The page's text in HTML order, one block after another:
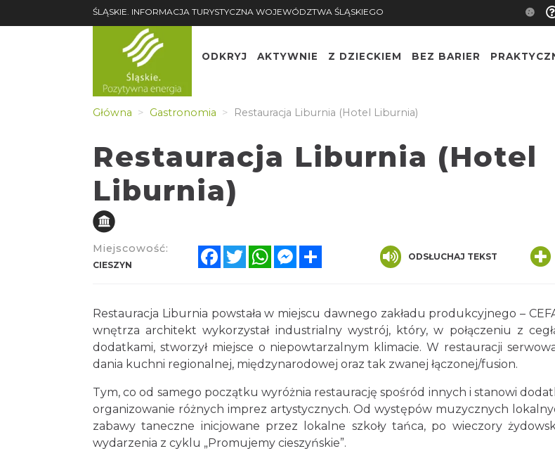
ŚLĄSKIE. INFORMACJA TURYSTYCZNA WOJEWÓDZTWA ŚLĄSKIEGO
ODKRYJ AKTYWNIE Z DZIECKIEM BEZ BARIER
Główna Gastronomia Restauracja Liburnia (Hotel Liburnia)
Restauracja Liburnia (Hotel
Liburnia)
Miejscowość:
CIESZYN
FacebookTwitterWhatsAppMessenger ODSŁUCHAJ TEKST
Restauracja Liburnia powstała w miejscu dawnego zakładu produkcyjnego –
wnętrza architekt wykorzystał industrialny wystrój, który, w połączeniu z
dodatkami, stworzył miejsce o niepowtarzalnym klimacie. W restauracji
dania kuchni regionalnej, międzynarodowej oraz tak zwanej łączonej/fusion.
Tym, co od samego początku wyróżnia restaurację spośród innych i stanowi
organizowanie różnych imprez artystycznych. Od występów muzycznych
zabawy taneczne inicjowane przez lokalne szkoły tańca, po wieczory
wydarzenia z cyklu „Promujemy cieszyńskie”.